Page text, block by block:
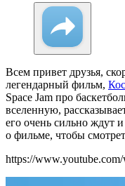
Всем привет друзья,
легендарный фильм,
Space Jam про
вселенную,
его очень сильно ждут
о фильме, чтобы
https://